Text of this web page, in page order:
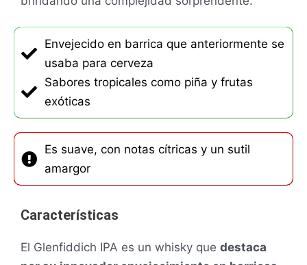
Envejecido en barrica que anteriormente se
usaba para cerveza
Sabores tropicales como piña y frutas
exóticas
Es suave, con notas cítricas y un sutil
amargor
Características
El Glenfiddich IPA es un whisky que destaca